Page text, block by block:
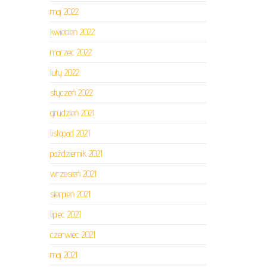
maj 2022
kwiecień 2022
marzec 2022
luty 2022
styczeń 2022
grudzień 2021
listopad 2021
październik 2021
wrzesień 2021
sierpień 2021
lipiec 2021
czerwiec 2021
maj 2021